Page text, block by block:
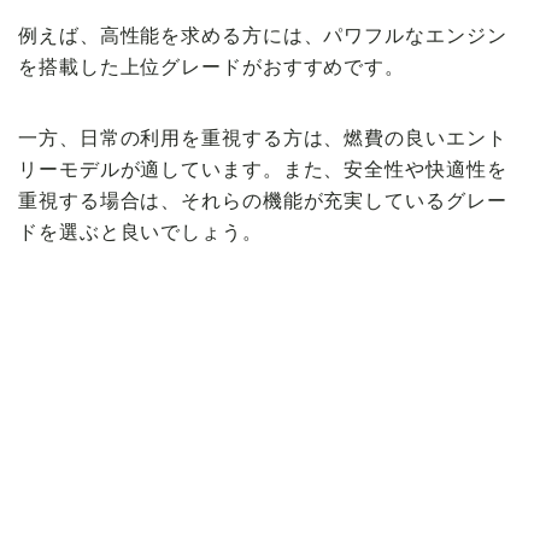
例えば、高性能を求める方には、パワフルなエンジン
を搭載した上位グレードがおすすめです。
一方、日常の利用を重視する方は、燃費の良いエント
リーモデルが適しています。また、安全性や快適性を
重視する場合は、それらの機能が充実しているグレー
ドを選ぶと良いでしょう。